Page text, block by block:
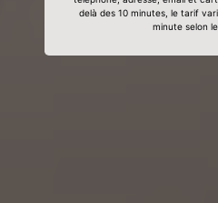
delà des 10 minutes, le tarif
minute selon